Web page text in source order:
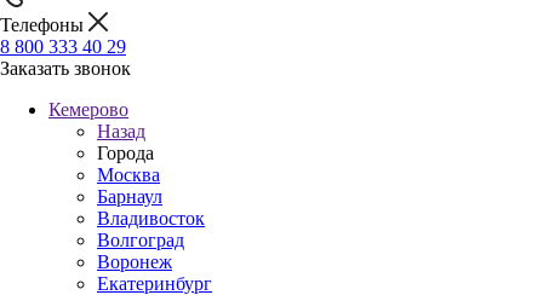
Телефоны
8 800 333 40 29
Заказать звонок
Кемерово
Назад
Города
Москва
Барнаул
Владивосток
Волгоград
Воронеж
Екатеринбург